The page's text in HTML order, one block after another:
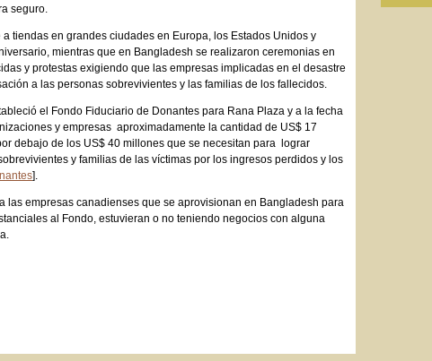
seguro.
tiendas en grandes ciudades en Europa, los Estados Unidos y
mientras que en Bangladesh se realizaron ceremonias en
y protestas exigiendo que las empresas implicadas en el desastre
a las personas sobrevivientes y las familias de los fallecidos.
el Fondo Fiduciario de Donantes para Rana Plaza y a la fecha
y empresas aproximadamente la cantidad de US$ 17
debajo de los US$ 40 millones que se necesitan para lograr
y familias de las víctimas por los ingresos perdidos y los
].
las empresas canadienses que se aprovisionan en Bangladesh para
al Fondo, estuvieran o no teniendo negocios con alguna